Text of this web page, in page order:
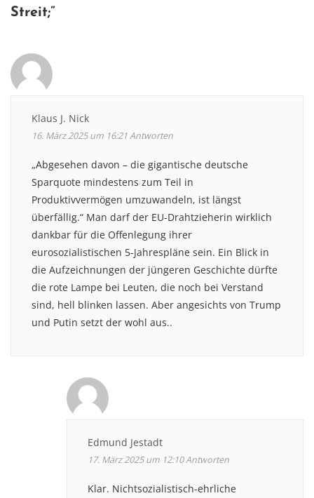
Streit;”
Klaus J. Nick
16. März 2025 um 16:21Antworten
„Abgesehen davon – die gigantische deutsche
Sparquote mindestens zum Teil in
Produktivvermögen umzuwandeln, ist längst
überfällig.“ Man darf der EU-Drahtzieherin wirklich
dankbar für die Offenlegung ihrer
eurosozialistischen 5-Jahrespläne sein. Ein Blick in
die Aufzeichnungen der jüngeren Geschichte dürfte
die rote Lampe bei Leuten, die noch bei Verstand
sind, hell blinken lassen. Aber angesichts von Trump
und Putin setzt der wohl aus..
Edmund Jestadt
17. März 2025 um 12:10Antworten
Klar. Nichtsozialistisch-ehrliche